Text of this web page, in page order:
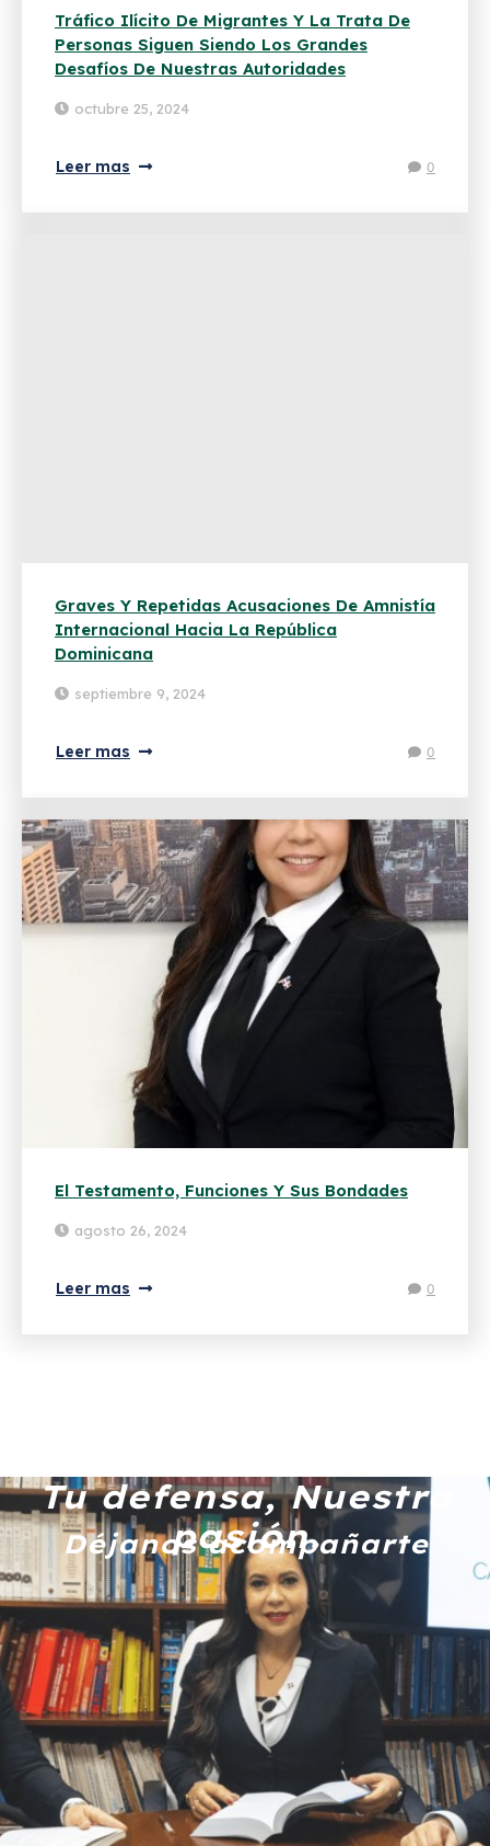
Tráfico Ilícito De Migrantes Y La Trata De
Personas Siguen Siendo Los Grandes
Desafíos De Nuestras Autoridades
octubre 25, 2024
Leer mas 0
Graves Y Repetidas Acusaciones De Amnistía
Internacional Hacia La República
Dominicana
septiembre 9, 2024
Leer mas 0
El Testamento, Funciones Y Sus Bondades
agosto 26, 2024
Leer mas 0
Tu defensa, Nuestra
pasión.
Déjanos acompañarte